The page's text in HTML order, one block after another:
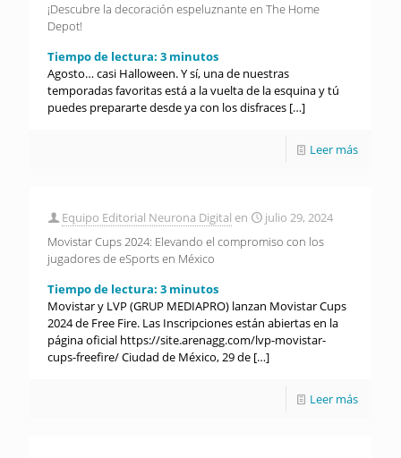
¡Descubre la decoración espeluznante en The Home
Depot!
Tiempo de lectura: 3 minutos
Agosto… casi Halloween. Y sí, una de nuestras
temporadas favoritas está a la vuelta de la esquina y tú
puedes prepararte desde ya con los disfraces […]
Leer más
Equipo Editorial Neurona Digital en
julio 29, 2024
Movistar Cups 2024: Elevando el compromiso con los
jugadores de eSports en México
Tiempo de lectura: 3 minutos
Movistar y LVP (GRUP MEDIAPRO) lanzan Movistar Cups
2024 de Free Fire. Las Inscripciones están abiertas en la
página oficial https://site.arenagg.com/lvp-movistar-
cups-freefire/ Ciudad de México, 29 de […]
Leer más